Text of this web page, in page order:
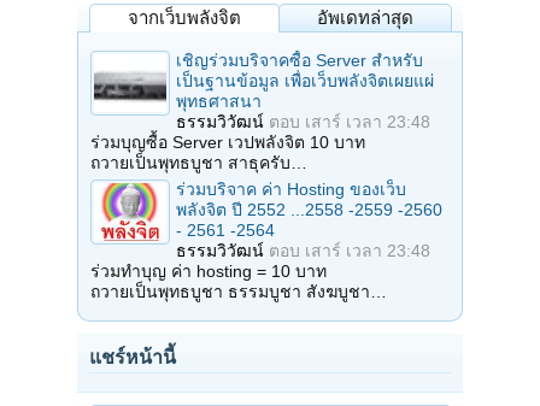
จากเว็บพลังจิต อัพเดทล่าสุด
เชิญร่วมบริจาคซื้อ Server สำหรับ
เป็นฐานข้อมูล เพื่อเว็บพลังจิตเผยแผ่
พุทธศาสนา
ธรรมวิวัฒน์ ตอบ เสาร์ เวลา 23:48
ร่วมบุญซื้อ Server เวปพลังจิต 10 บาท
ถวายเป็นพุทธบูชา สาธุครับ…
ร่วมบริจาค ค่า Hosting ของเว็บ
พลังจิต ปี 2552 ...2558 -2559 -2560
- 2561 -2564
ธรรมวิวัฒน์ ตอบ เสาร์ เวลา 23:48
ร่วมทำบุญ ค่า hosting = 10 บาท
ถวายเป็นพุทธบูชา ธรรมบูชา สังฆบูชา…
แชร์หน้านี้